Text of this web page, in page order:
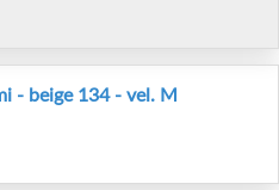
- beige 134 - vel. M